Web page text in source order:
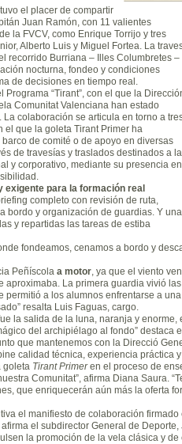
el placer de compartir
Juan Ramón, con 11 valientes
la FVCV, como Enrique Torrijo y tres
Alberto Luis y Miguel Fortea. La
recorrido Burriana – Illes Columbretes –
nocturna, fondeo y condiciones
de decisiones en tiempo real.
“Tirant”, con el que la
Comunitat Valenciana han estado
colaboración se articula en torno a
el que la goleta Tirant Primer ha
de comité o de apoyo en diversas
de travesías y traslados destinados a la
y corporativo, mediante su presencia en
para la formación real
completo con revisión de ruta,
bordo y organización de guardias. Y
y repartidas las tareas de estiba
fondeamos, cenamos a bordo y
Peñíscola a motor, ya que el viento
aproximaba. La primera guardia vivió
permitió a los alumnos enfrentarse a
resalta Luis Faguas, cargo.
la salida de la luna, naranja y enorme,
del archipiélago al fondo” destaca
que mantenemos con la Direcció
calidad técnica, experiencia práctica
goleta Tirant Primeren el proceso de
Comunitat”, afirma Diana Saura.
que enriquecerán aún más la oferta
el manifiesto de colaboración
el subdirector General de
la promoción de la vela clásica y